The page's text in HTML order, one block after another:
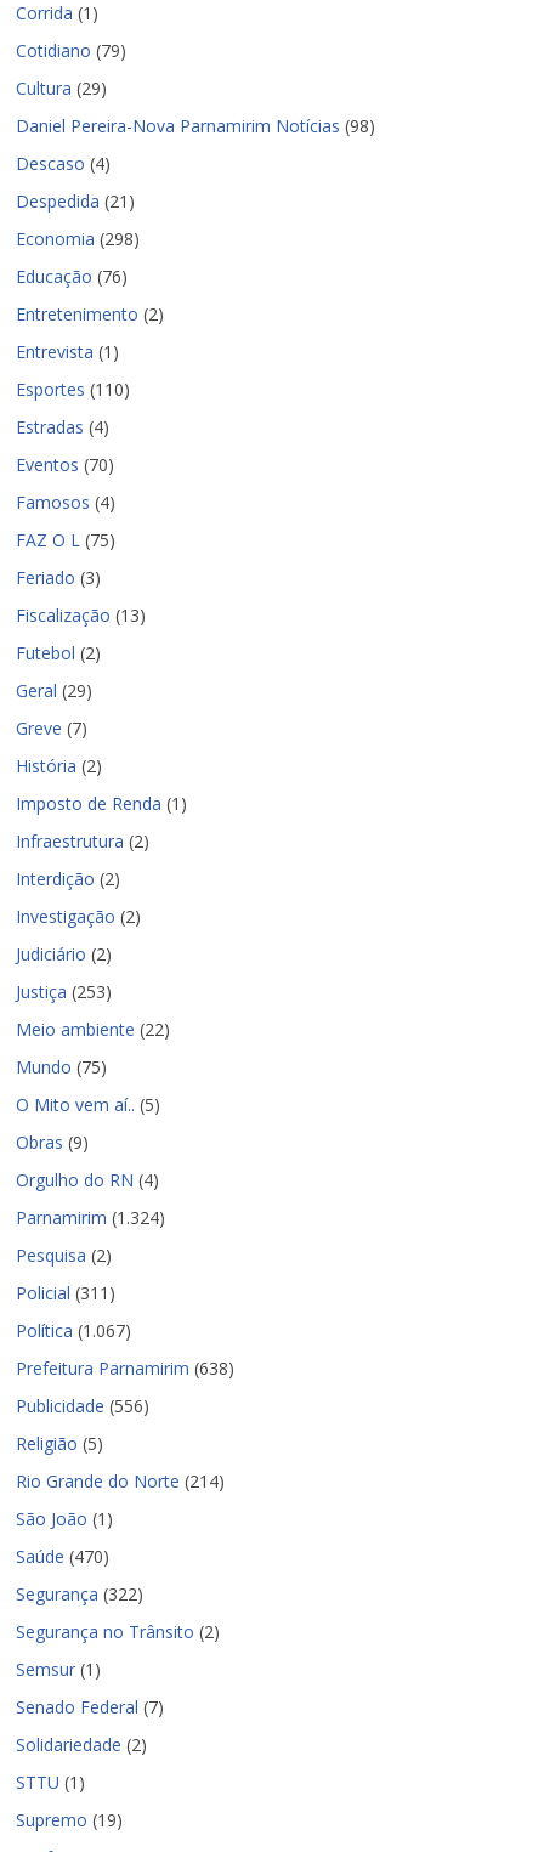
Corrida (1)
Cotidiano (79)
Cultura (29)
Daniel Pereira-Nova Parnamirim Notícias (98)
Descaso (4)
Despedida (21)
Economia (298)
Educação (76)
Entretenimento (2)
Entrevista (1)
Esportes (110)
Estradas (4)
Eventos (70)
Famosos (4)
FAZ O L (75)
Feriado (3)
Fiscalização (13)
Futebol (2)
Geral (29)
Greve (7)
História (2)
Imposto de Renda (1)
Infraestrutura (2)
Interdição (2)
Investigação (2)
Judiciário (2)
Justiça (253)
Meio ambiente (22)
Mundo (75)
O Mito vem aí.. (5)
Obras (9)
Orgulho do RN (4)
Parnamirim (1.324)
Pesquisa (2)
Policial (311)
Política (1.067)
Prefeitura Parnamirim (638)
Publicidade (556)
Religião (5)
Rio Grande do Norte (214)
São João (1)
Saúde (470)
Segurança (322)
Segurança no Trânsito (2)
Semsur (1)
Senado Federal (7)
Solidariedade (2)
STTU (1)
Supremo (19)